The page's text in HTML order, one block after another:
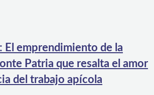
El emprendimiento de la
Patria que resalta el amor
del trabajo apícola